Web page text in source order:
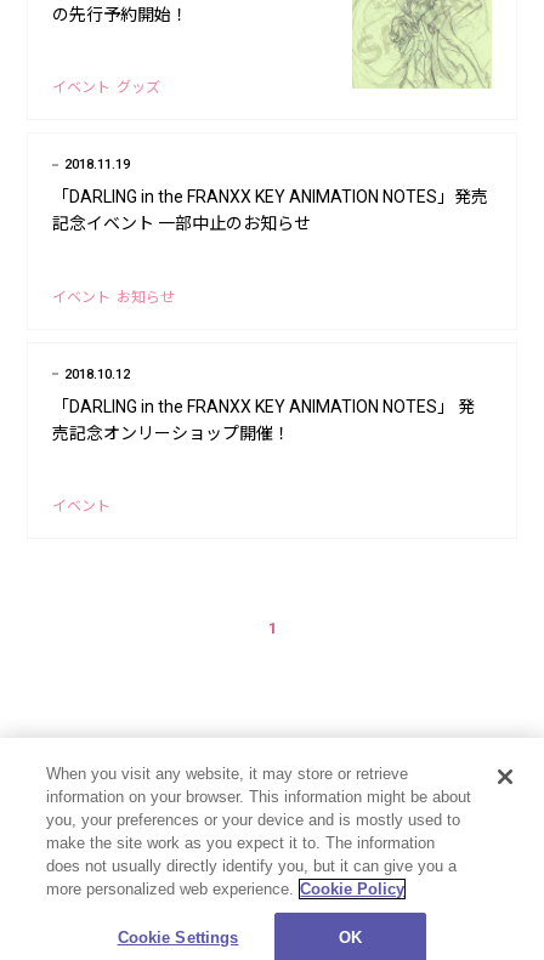
の先行予約開始！
イベント グッズ
2018.11.19
「DARLING in the FRANXX KEY ANIMATION NOTES」発売
記念イベント 一部中止のお知らせ
イベント お知らせ
2018.10.12
「DARLING in the FRANXX KEY ANIMATION NOTES」 発
売記念オンリーショップ開催！
イベント
1
プライバシーポリシー お問い合わせ Cookie Settings
When you visit any website, it may store or retrieve
information on your browser. This information might be about
you, your preferences or your device and is mostly used to
make the site work as you expect it to. The information
does not usually directly identify you, but it can give you a
more personalized web experience. Cookie Policy
Cookie Settings OK